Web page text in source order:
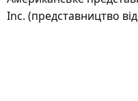
Inc. (представництво